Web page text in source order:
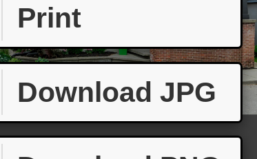
Print
Download JPG